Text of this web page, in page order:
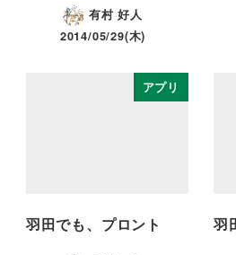
有村 好人
2014/05/29(木)
アプリ
羽田でも、プロント 羽